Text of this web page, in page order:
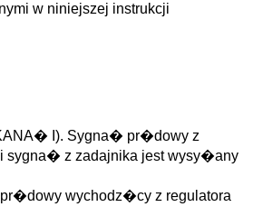
w niniejszej instrukcji
I). Sygna� pr�dowy z
sygna� z zadajnika jest wysy�any
wychodz�cy z regulatora